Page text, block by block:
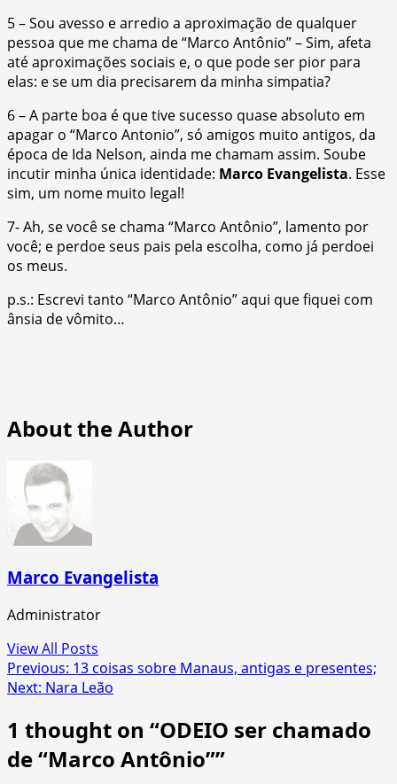
5 – Sou avesso e arredio a aproximação de qualquer
pessoa que me chama de “Marco Antônio” – Sim, afeta
até aproximações sociais e, o que pode ser pior para
elas: e se um dia precisarem da minha simpatia?
6 – A parte boa é que tive sucesso quase absoluto em
apagar o “Marco Antonio”, só amigos muito antigos, da
época de Ida Nelson, ainda me chamam assim. Soube
incutir minha única identidade: Marco Evangelista. Esse
sim, um nome muito legal!
7- Ah, se você se chama “Marco Antônio”, lamento por
você; e perdoe seus pais pela escolha, como já perdoei
os meus.
p.s.: Escrevi tanto “Marco Antônio” aqui que fiquei com
ânsia de vômito…
About the Author
Marco Evangelista
Administrator
View All Posts
Post
navigation
Previous: 13 coisas sobre Manaus, antigas e presentes;
Next: Nara Leão
1 thought on “ODEIO ser chamado
de “Marco Antônio””